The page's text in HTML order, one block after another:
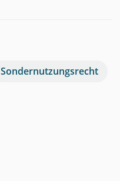
Sondernutzungsrecht